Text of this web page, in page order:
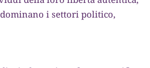
i settori politico,